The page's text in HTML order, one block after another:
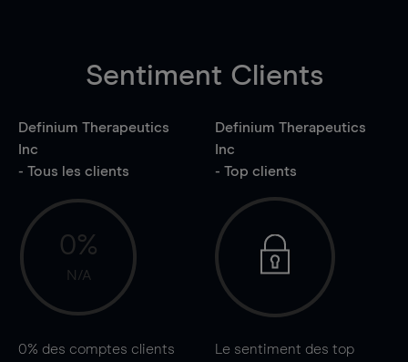
Sentiment Clients
Definium Therapeutics
Inc
- Tous les clients
0%
N/A
0% des comptes clients
Definium Therapeutics
Inc
- Top clients
Le sentiment des top